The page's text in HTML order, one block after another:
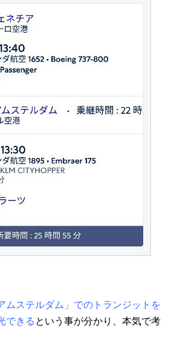
ムステルダム」でのトランジットを
できる という事が分かり、本気で考